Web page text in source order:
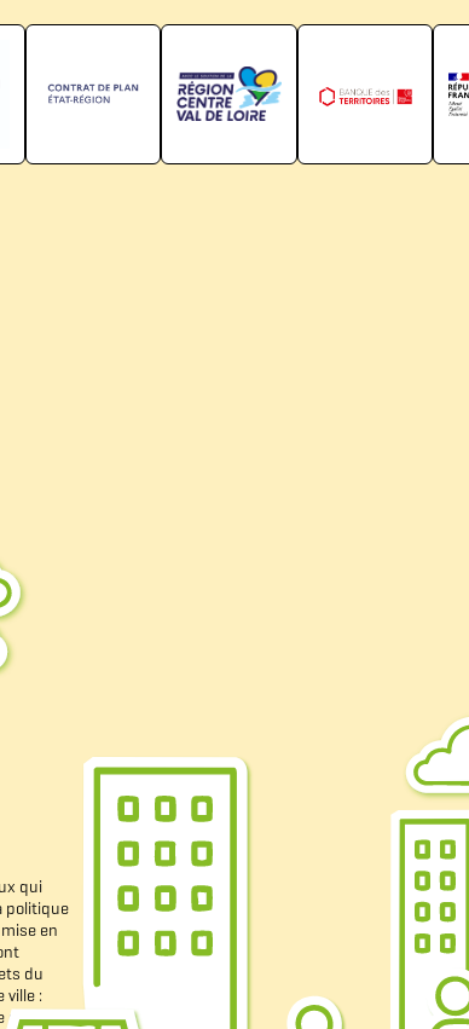
qui
politique
mise en
du
ville :
etsociale